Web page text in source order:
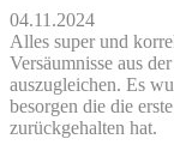
04.11.2024
Alles super und
Versäumnisse aus
auszugleichen. Es
besorgen die die
zurückgehalten hat.